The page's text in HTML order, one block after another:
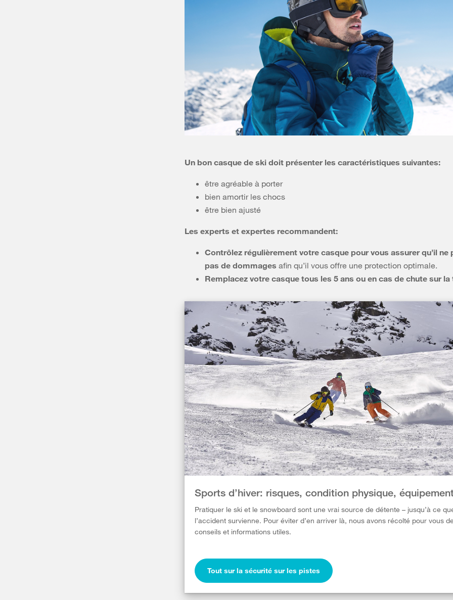
Un bon casque de ski doit présenter les caractéristiques suivantes:
être agréable à porter
bien amortir les chocs
être bien ajusté
Les experts et expertes recommandent:
Contrôlez régulièrement votre casque pour vous assurer qu’il ne
pas de dommages afin qu’il vous offre une protection optimale.
Remplacez votre casque tous les 5 ans ou en cas de chute sur la
Sports d’hiver: risques, condition physique,
Pratiquer le ski et le snowboard sont une vrai source de détente – jusqu’à ce
l’accident survienne. Pour éviter d’en arriver là, nous avons récolté pour vous
conseils et informations utiles.
Tout sur la sécurité sur les pistes